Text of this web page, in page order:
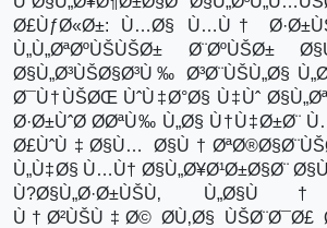
Ø£ÙƒØ«Ø±: Ù…Ø§ Ù…Ù†
Ù„Ù„ØªØºÙŠÙŠØ± Ø¨ØºÙŠØ±
Ø§Ù„Ø³ÙŠØ§Ø³Ù‰ Ø³Ø¨ÙŠÙ„Ø§
Ø¯Ù†ÙŠØŒ ÙˆÙ‡Ø°Ø§ Ù‡Ùˆ
Ø·Ø±ÙˆØ­ Ø­ØªÙ‰ Ù„Ø§ Ù†Ù‡Ø±Ø¨
Ø£ÙˆÙ‡Ø§Ù…
Ù„Ù‡Ø§ Ù…Ù† Ø§Ù„Ø¥Ø¹Ø±Ø§Ø¨
Ù?Ø§Ù„Ø·Ø±ÙŠÙ‚
Ù†Ø²ÙŠÙ‡Ø© Ø­Ù‚Ø§ ÙŠØ¨Ø¯Ø£